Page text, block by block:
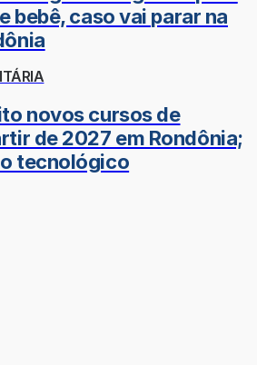
bebê, caso vai parar na
novos cursos de
de 2027 em Rondônia;
tecnológico